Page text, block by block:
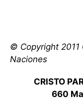
© Copyright 2011
Naciones
CRISTO
660